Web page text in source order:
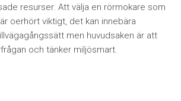
resurser. Att välja en rörmokare som
oerhört viktigt, det kan innebära
men huvudsaken är att
och tänker miljösmart.